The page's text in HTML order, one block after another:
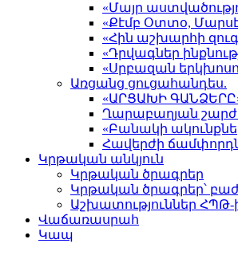
«Մայր
«Քէմբ Օտտօ,
«Հին աշխարհի
«Դրվագներ
«Սրբազան
Առցանց ցուցահանդես.
«ԱՐՑԱԽԻ
Ղարաբաղյան
«Բանակի
Հավերժի
Կրթական անկյուն
Կրթական ծրագրեր
Կրթական ծրագրեր՝
Աշխատություններ ՀՊԹ-
Վաճառասրահ
Կապ